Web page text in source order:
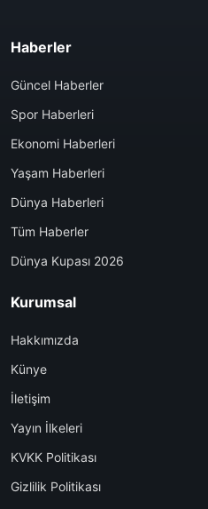
Haberler
Güncel Haberler
Spor Haberleri
Ekonomi Haberleri
Yaşam Haberleri
Dünya Haberleri
Tüm Haberler
Dünya Kupası 2026
Kurumsal
Hakkımızda
Künye
İletişim
Yayın İlkeleri
KVKK Politikası
Gizlilik Politikası